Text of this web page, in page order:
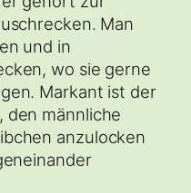
Man
und in
wo sie gerne
Markant ist der
den männliche
anzulocken